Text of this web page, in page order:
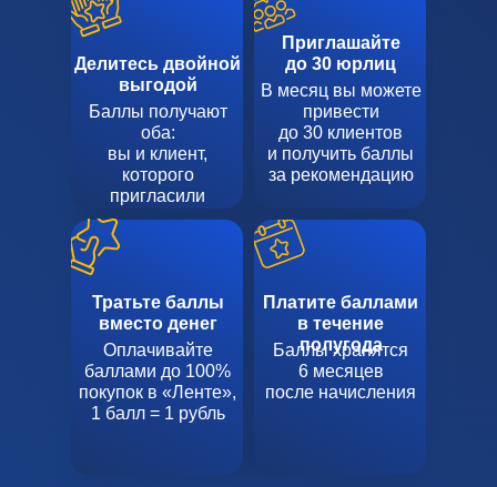
Делитесь двойной
выгодой
Баллы получают
оба:
вы и клиент,
которого
пригласили
Приглашайте
до 30 юрлиц
В месяц вы можете
привести
до 30 клиентов
и получить баллы
за рекомендацию
Тратьте баллы
вместо денег
Оплачивайте
баллами до 100%
покупок в «Ленте»,
1 балл = 1 рубль
Платите баллами
в течение
полугода
Баллы хранятся
6 месяцев
после начисления